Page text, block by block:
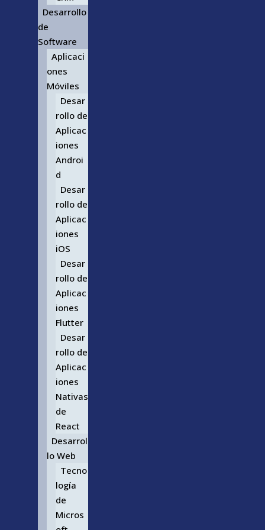
Desarrollo
de
Software
Aplicaci
ones
Móviles
Desar
rollo de
Aplicac
iones
Androi
d
Desar
rollo de
Aplicac
iones
iOS
Desar
rollo de
Aplicac
iones
Flutter
Desar
rollo de
Aplicac
iones
Nativas
de
React
Desarrol
lo Web
Tecno
logía
de
Micros